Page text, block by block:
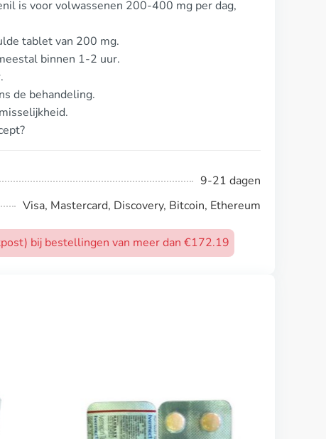
is voor volwassenen 200-400 mg per dag,
tablet van 200 mg.
binnen 1-2 uur.
de behandeling.
9-21 dagen
Visa, Mastercard, Discovery, Bitcoin, Ethereum
bij bestellingen van meer dan €172.19